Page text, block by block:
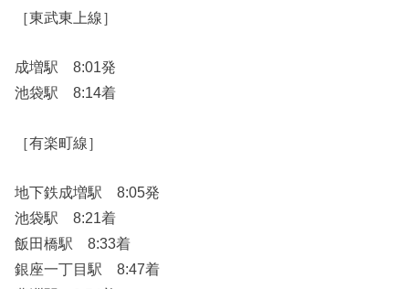
［東武東上線］
成増駅 8:01発
池袋駅 8:14着
［有楽町線］
地下鉄成増駅 8:05発
池袋駅 8:21着
飯田橋駅 8:33着
銀座一丁目駅 8:47着